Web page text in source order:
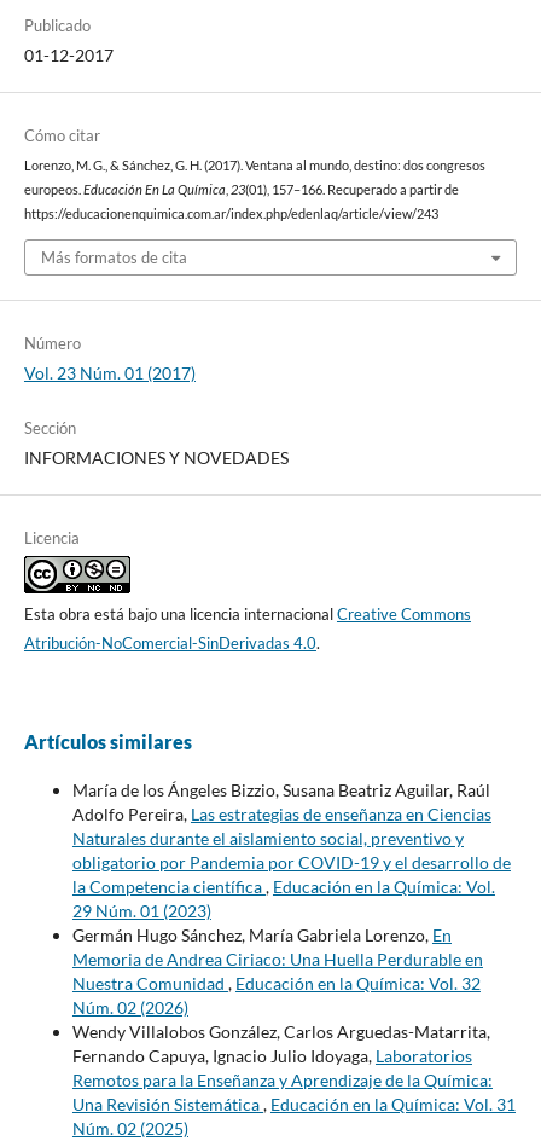
Publicado
01-12-2017
Cómo citar
Lorenzo, M. G., & Sánchez, G. H. (2017). Ventana al mundo, destino: dos congresos
europeos. Educación En La Química 23(01), 157–166. Recuperado a partir de
https://educacionenquimica.com.ar/index.php/edenlaq/article/view/243
Más formatos de cita
Número
Vol. 23 Núm. 01 (2017)
Sección
INFORMACIONES Y NOVEDADES
Licencia
Esta obra está bajo una licencia internacionalCreative Commons
Atribución-NoComercial-SinDerivadas 4.0.
Artículos similares
María de los Ángeles Bizzio, Susana Beatriz Aguilar, Raúl
Adolfo Pereira, Las estrategias de enseñanza en Ciencias
Naturales durante el aislamiento social, preventivo y
obligatorio por Pandemia por COVID-19 y el desarrollo de
la Competencia científica, Educación en la Química: Vol.
29 Núm. 01 (2023)
Germán Hugo Sánchez, María Gabriela Lorenzo, En
Memoria de Andrea Ciriaco: Una Huella Perdurable en
Nuestra Comunidad , Educación en la Química: Vol. 32
Núm. 02 (2026)
Wendy Villalobos González, Carlos Arguedas-Matarrita,
Fernando Capuya, Ignacio Julio Idoyaga, Laboratorios
Remotos para la Enseñanza y Aprendizaje de la Química:
Una Revisión Sistemática, Educación en la Química: Vol. 31
Núm. 02 (2025)